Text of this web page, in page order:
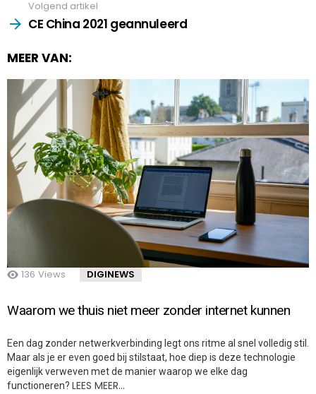
Volgend artikel
CE China 2021 geannuleerd
MEER VAN:
136 Views DIGINEWS
Waarom we thuis niet meer zonder internet kunnen
Een dag zonder netwerkverbinding legt ons ritme al snel volledig stil.
Maar als je er even goed bij stilstaat, hoe diep is deze technologie
eigenlijk verweven met de manier waarop we elke dag
functioneren? LEES MEER…